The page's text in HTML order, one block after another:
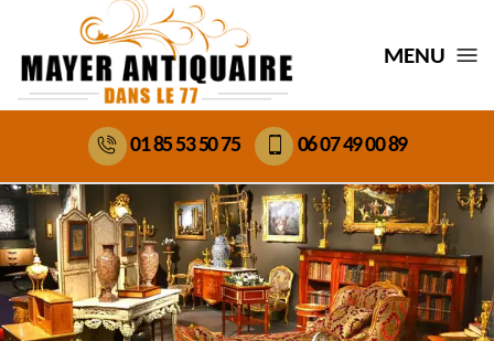
MENU
01 85 53 50 75 06 07 49 00 89